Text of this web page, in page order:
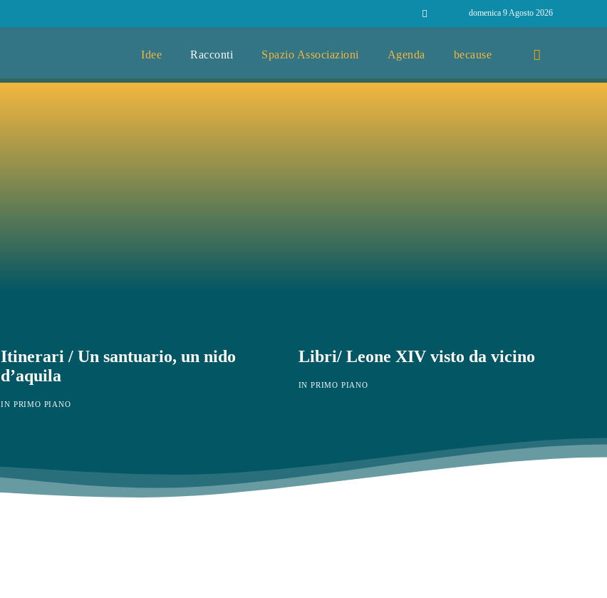
domenica 9 Agosto 2026
Idee Racconti Spazio Associazioni Agenda because
Itinerari / Un santuario, un nido
d’aquila
IN PRIMO PIANO
Libri/ Leone XIV visto da vicino
IN PRIMO PIANO